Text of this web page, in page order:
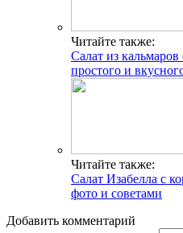
Читайте также:
Салат из
простого и
Читайте также:
Салат Изабелла с
фото и советами
Добавить комментарий